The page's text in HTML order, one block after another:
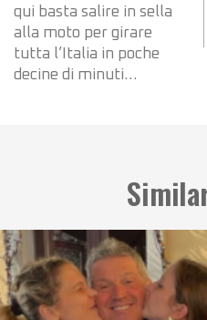
qui basta salire in sella
alla moto per girare
tutta l’Italia in poche
decine di minuti…